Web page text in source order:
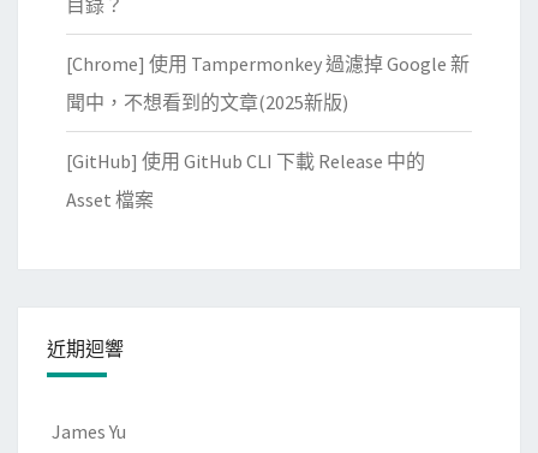
史
命
令
？
[Chrome] 使用 Tampermonkey 過濾掉 Google 新
聞中，不想看到的文章(2025新版)
[GitHub] 使用 GitHub CLI 下載 Release 中的
Asset 檔案
近期迴響
James Yu